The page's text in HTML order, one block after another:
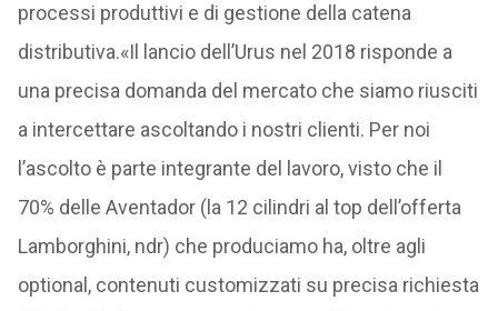
processi produttivi e di gestione della catena
distributiva.«Il lancio dell’Urus nel 2018 risponde a
una precisa domanda del mercato che siamo riusciti
a intercettare ascoltando i nostri clienti. Per noi
l’ascolto è parte integrante del lavoro, visto che il
70% delle Aventador (la 12 cilindri al top dell’offerta
Lamborghini, ndr) che produciamo ha, oltre agli
optional, contenuti customizzati su precisa richiesta